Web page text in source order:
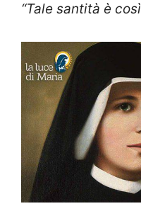
“Tale santità è